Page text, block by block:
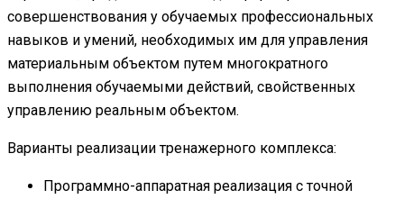
совершенствования у обучаемых профессиональных
навыков и умений, необходимых им для управления
материальным объектом путем многократного
выполнения обучаемыми действий, свойственных
управлению реальным объектом.
Варианты реализации тренажерного комплекса:
Программно-аппаратная реализация с точной